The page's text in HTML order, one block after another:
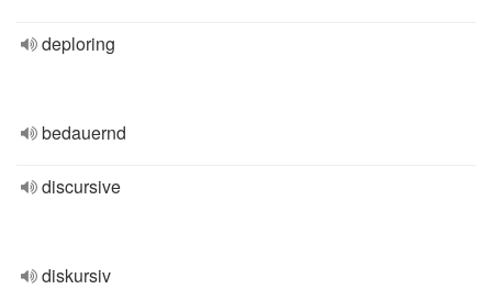
deploring
bedauernd
discursive
diskursiv